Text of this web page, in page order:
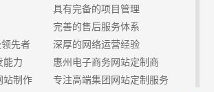
先者
能力
站制作
具有完备的项目管理
完善的售后服务体系
深厚的网络运营经验
惠州电子商务网站定制商
专注高端集团网站定制服务